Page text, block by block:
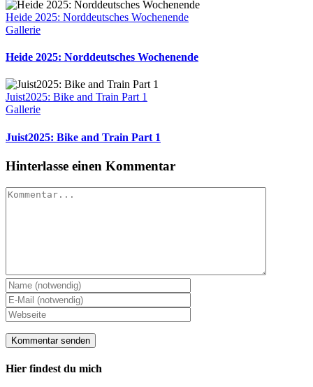
Heide 2025: Norddeutsches Wochenende
Gallerie
Heide 2025: Norddeutsches Wochenende
Juist2025: Bike and Train Part 1
Gallerie
Juist2025: Bike and Train Part 1
Hinterlasse einen Kommentar
Kommentar
Hier findest du mich